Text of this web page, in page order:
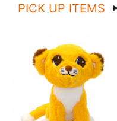
PICK UP ITEMS